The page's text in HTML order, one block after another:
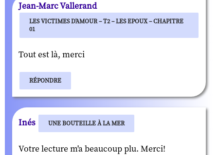
Jean-Marc Vallerand
LES VICTIMES D'AMOUR – T2 – LES EPOUX – CHAPITRE
01
Tout est là, merci
RÉPONDRE
Inés UNE BOUTEILLE À LA MER
Votre lecture m'a beaucoup plu. Merci!